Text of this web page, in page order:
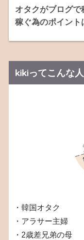
オタクがブログで
稼ぐ為のポイント
kikiってこんな
・韓国オタク
・アラサー主婦
・2歳差兄弟の母